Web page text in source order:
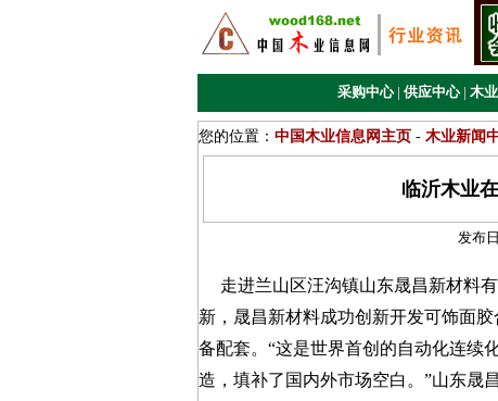
采购中心 | 供应中心 | 木
您的位置： 中国木业信息网主页 - 木业新闻
临沂木业
发布
走进兰山区汪沟镇山东晟昌新材料
新，晟昌新材料成功创新开发可饰面
备配套。“这是世界首创的自动化连续
造，填补了国内外市场空白。”山东晟